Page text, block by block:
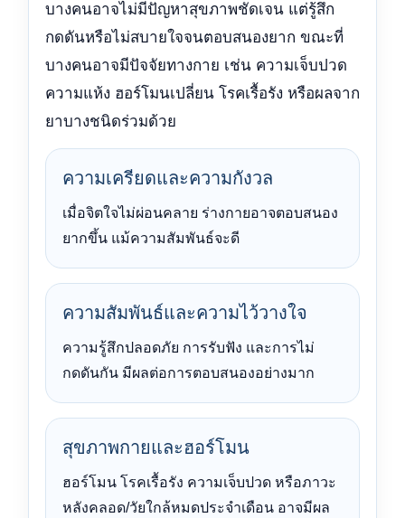
บางคนอาจไม่มีปัญหาสุขภาพชัดเจน แต่รู้สึก
กดดันหรือไม่สบายใจจนตอบสนองยาก ขณะที่
บางคนอาจมีปัจจัยทางกาย เช่น ความเจ็บปวด
ความแห้ง ฮอร์โมนเปลี่ยน โรคเรื้อรัง หรือผลจาก
ยาบางชนิดร่วมด้วย
ความเครียดและความกังวล
เมื่อจิตใจไม่ผ่อนคลาย ร่างกายอาจตอบสนอง
ยากขึ้น แม้ความสัมพันธ์จะดี
ความสัมพันธ์และความไว้วางใจ
ความรู้สึกปลอดภัย การรับฟัง และการไม่
กดดันกัน มีผลต่อการตอบสนองอย่างมาก
สุขภาพกายและฮอร์โมน
ฮอร์โมน โรคเรื้อรัง ความเจ็บปวด หรือภาวะ
หลังคลอด/วัยใกล้หมดประจำเดือน อาจมีผล